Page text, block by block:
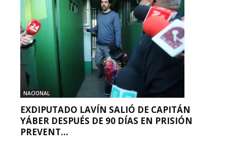
NACIONAL
EXDIPUTADO LAVÍN SALIÓ DE CAPITÁN
YÁBER DESPUÉS DE 90 DÍAS EN PRISIÓN
PREVENT...